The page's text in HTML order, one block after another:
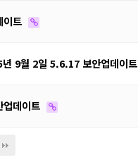
트
9월 2일 5.6.17 보안업데이트
데이트